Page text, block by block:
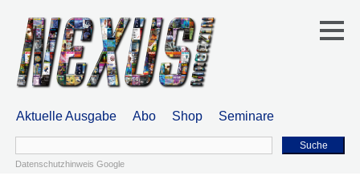
Aktuelle Ausgabe Abo Shop Seminare
Suche
Datenschutzhinweis Google